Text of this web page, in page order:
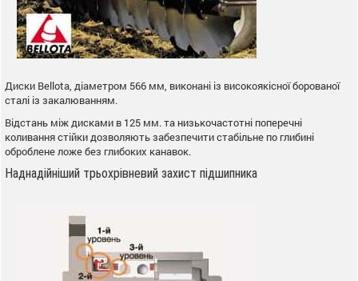
Диски Веllota, діаметром 566 мм, виконані із високоякісної борованої
сталі із закалюванням.
Відстань між дисками в 125 мм. та низькочастотні поперечні
коливання стійки дозволяють забезпечити стабільне по глибині
оброблене ложе без глибоких канавок.
Наднадійніший трьохрівневий захист підшипника